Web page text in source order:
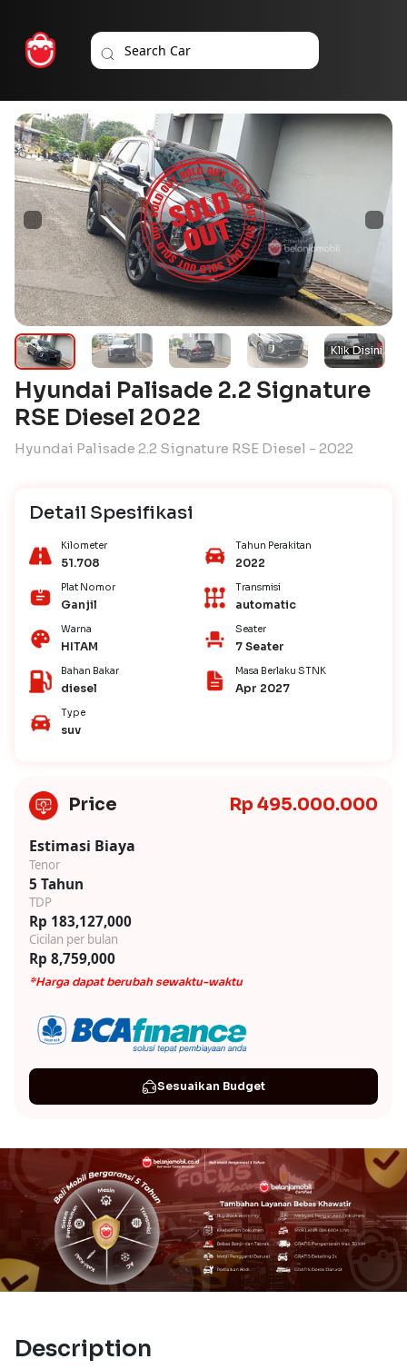
Hyundai Palisade 2.2 Signature
RSE Diesel 2022
Hyundai Palisade 2.2 Signature RSE Diesel - 2022
Detail Spesifikasi
Kilometer
51.708
Tahun Perakitan
2022
Plat Nomor
Ganjil
Transmisi
automatic
Warna
HITAM
Seater
7 Seater
Bahan Bakar
diesel
Masa Berlaku STNK
Apr 2027
Type
suv
Price Rp 495.000.000
Estimasi Biaya
Tenor
5 Tahun
TDP
Rp 183,127,000
Cicilan per bulan
Rp 8,759,000
*Harga dapat berubah sewaktu-waktu
Sesuaikan Budget
Description